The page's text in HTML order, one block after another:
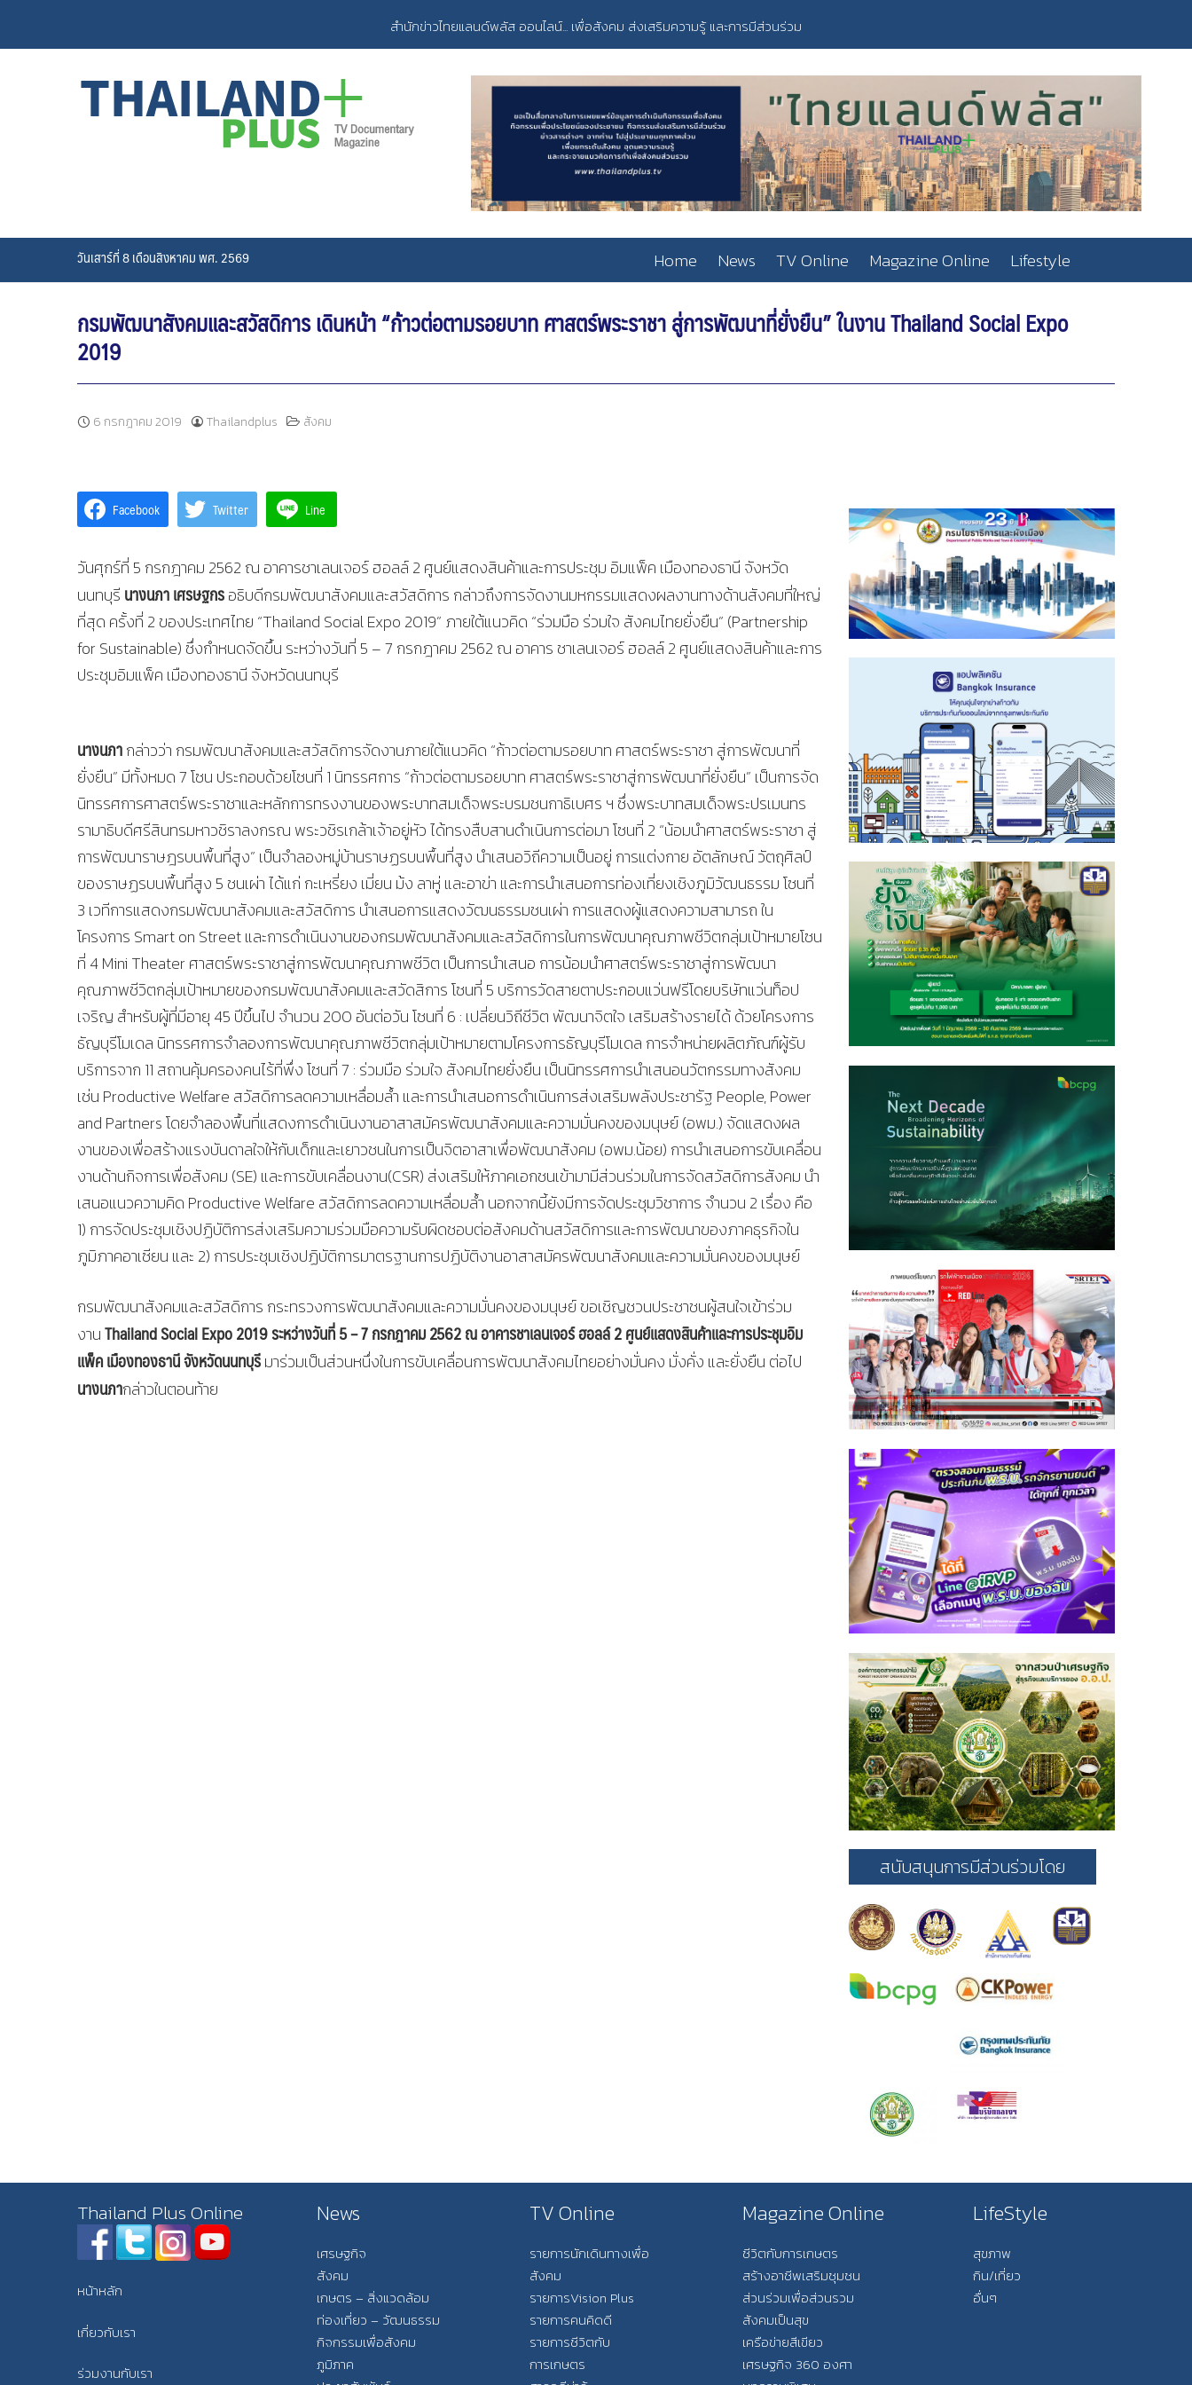
content
สำนักข่าวไทยแลนด์พลัส ออนไลน์... เพื่อสังคม ส่งเสริมความรู้ และการมีส่วนร่วม
วันเสาร์ที่ 8 เดือนสิงหาคม พศ. 2569 Home News TV Online Magazine Online Lifestyle
กรมพัฒนาสังคมและสวัสดิการ เดินหน้า “ก้าวต่อตามรอยบาท ศาสตร์พระราชา สู่การพัฒนาที่ยั่งยืน” ในงาน Thailand Social Expo
2019
6 กรกฎาคม 2019 Thailandplus สังคม
Facebook Twitter Line
วันศุกร์ที่ 5 กรกฎาคม 2562 ณ อาคารชาเลนเจอร์ ฮอลล์ 2 ศูนย์แสดงสินค้าและการประชุม อิมแพ็ค เมืองทองธานี จังหวัด
นนทบุรี นางนภา เศรษฐกรอธิบดีกรมพัฒนาสังคมและสวัสดิการ กล่าวถึงการจัดงานมหกรรมแสดงผลงานทางด้านสังคมที่ใหญ่
ที่สุด ครั้งที่ 2 ของประเทศไทย “Thailand Social Expo 2019” ภายใต้แนวคิด “ร่วมมือ ร่วมใจ สังคมไทยยั่งยืน” (Partnership
for Sustainable) ซึ่งกำหนดจัดขึ้น ระหว่างวันที่ 5 – 7 กรกฎาคม 2562 ณ อาคาร ชาเลนเจอร์ ฮอลล์ 2 ศูนย์แสดงสินค้าและการ
ประชุมอิมแพ็ค เมืองทองธานี จังหวัดนนทบุรี
นางนภากล่าวว่า กรมพัฒนาสังคมและสวัสดิการจัดงานภายใต้แนวคิด “ก้าวต่อตามรอยบาท ศาสตร์พระราชา สู่การพัฒนาที่
ยั่งยืน” มีทั้งหมด 7 โซน ประกอบด้วยโซนที่ 1 นิทรรศการ “ก้าวต่อตามรอยบาท ศาสตร์พระราชาสู่การพัฒนาที่ยั่งยืน” เป็นการจัด
นิทรรศการศาสตร์พระราชาและหลักการทรงงานของพระบาทสมเด็จพระบรมชนกาธิเบศร ฯ ซึ่งพระบาทสมเด็จพระปรเมนทร
รามาธิบดีศรีสินทรมหาวชิราลงกรณ พระวชิรเกล้าเจ้าอยู่หัว ได้ทรงสืบสานดำเนินการต่อมา โซนที่ 2 “น้อมนำศาสตร์พระราชา สู่
การพัฒนาราษฎรบนพื้นที่สูง” เป็นจำลองหมู่บ้านราษฏรบนพื้นที่สูง นำเสนอวิถีความเป็นอยู่ การแต่งกาย อัตลักษณ์ วัตถุศิลป์
ของราษฏรบนพื้นที่สูง 5 ชนเผ่า ได้แก่ กะเหรี่ยง เมี่ยน ม้ง ลาหู่ และอาข่า และการนำเสนอการท่องเที่ยงเชิงภูมิวัฒนธรรม โซนที่
3 เวทีการแสดงกรมพัฒนาสังคมและสวัสดิการ นำเสนอการแสดงวัฒนธรรมชนเผ่า การแสดงผู้แสดงความสามารถ ใน
โครงการ Smart on Street และการดำเนินงานของกรมพัฒนาสังคมและสวัสดิการในการพัฒนาคุณภาพชีวิตกลุ่มเป้าหมายโซน
ที่ 4 Mini Theater ศาสตร์พระราชาสู่การพัฒนาคุณภาพชีวิต เป็นการนำเสนอ การน้อมนำศาสตร์พระราชาสู่การพัฒนา
คุณภาพชีวิตกลุ่มเป้าหมายของกรมพัฒนาสังคมและสวัดสิการ โซนที่ 5 บริการวัดสายตาประกอบแว่นฟรีโดยบริษัทแว่นท็อป
เจริญ สำหรับผู้ที่มีอายุ 45 ปีขึ้นไป จำนวน 200 อันต่อวัน โซนที่ 6 : เปลี่ยนวิถีชีวิต พัฒนาจิตใจ เสริมสร้างรายได้ ด้วยโครงการ
ธัญบุรีโมเดล นิทรรศการจำลองการพัฒนาคุณภาพชีวิตกลุ่มเป้าหมายตามโครงการธัญบุรีโมเดล การจำหน่ายผลิตภัณฑ์ผู้รับ
บริการจาก 11 สถานคุ้มครองคนไร้ที่พึ่ง โซนที่ 7 : ร่วมมือ ร่วมใจ สังคมไทยยั่งยืน เป็นนิทรรศการนำเสนอนวัตกรรมทางสังคม
เช่น Productive Welfare สวัสดิการลดความเหลื่อมล้ำ และการนำเสนอการดำเนินการส่งเสริมพลังประชารัฐ People, Power
and Partners โดยจำลองพื้นที่แสดงการดำเนินงานอาสาสมัครพัฒนาสังคมและความมั่นคงของมนุษย์ (อพม.) จัดแสดงผล
งานของเพื่อสร้างแรงบันดาลใจให้กับเด็กและเยาวชนในการเป็นจิตอาสาเพื่อพัฒนาสังคม (อพม.น้อย) การนำเสนอการขับเคลื่อน
งานด้านกิจการเพื่อสังคม (SE) และการขับเคลื่อนงาน(CSR) ส่งเสริมให้ภาคเอกชนเข้ามามีส่วนร่วมในการจัดสวัสดิการสังคม นำ
เสนอแนวความคิด Productive Welfare สวัสดิการลดความเหลื่อมล้ำ นอกจากนี้ยังมีการจัดประชุมวิชาการ จำนวน 2 เรื่อง คือ
1) การจัดประชุมเชิงปฏิบัติการส่งเสริมความร่วมมือความรับผิดชอบต่อสังคมด้านสวัสดิการและการพัฒนาของภาคธุรกิจใน
ภูมิภาคอาเซียน และ 2) การประชุมเชิงปฏิบัติการมาตรฐานการปฏิบัติงานอาสาสมัครพัฒนาสังคมและความมั่นคงของมนุษย์
กรมพัฒนาสังคมและสวัสดิการ กระทรวงการพัฒนาสังคมและความมั่นคงของมนุษย์ ขอเชิญชวนประชาชนผู้สนใจเข้าร่วม
งานThailand Social Expo 2019 ระหว่างวันที่ 5 – 7 กรกฎาคม 2562 ณ อาคารชาเลนเจอร์ ฮอลล์ 2 ศูนย์แสดงสินค้าและการประชุมอิม
แพ็ค เมืองทองธานี จังหวัดนนทบุรีมาร่วมเป็นส่วนหนึ่งในการขับเคลื่อนการพัฒนาสังคมไทยอย่างมั่นคง มั่งคั่ง และยั่งยืน ต่อไป
นางนภากล่าวในตอนท้าย
สนับสนุนการมีส่วนร่วมโดย
Thailand Plus Online
หน้าหลัก
เกี่ยวกับเรา
ร่วมงานกับเรา
News
เศรษฐกิจ
สังคม
เกษตร – สิ่งแวดล้อม
ท่องเที่ยว – วัฒนธรรม
กิจกรรมเพื่อสังคม
ภูมิภาค
TV Online
รายการนักเดินทางเพื่อ
สังคม
รายการVision Plus
รายการคนคิดดี
รายการชีวิตกับ
การเกษตร
Magazine Online
ชีวิตกับการเกษตร
สร้างอาชีพเสริมชุมชน
ส่วนร่วมเพื่อส่วนรวม
สังคมเป็นสุข
เครือข่ายสีเขียว
เศรษฐกิจ 360 องศา
LifeStyle
สุขภาพ
กิน/เที่ยว
อื่นๆ